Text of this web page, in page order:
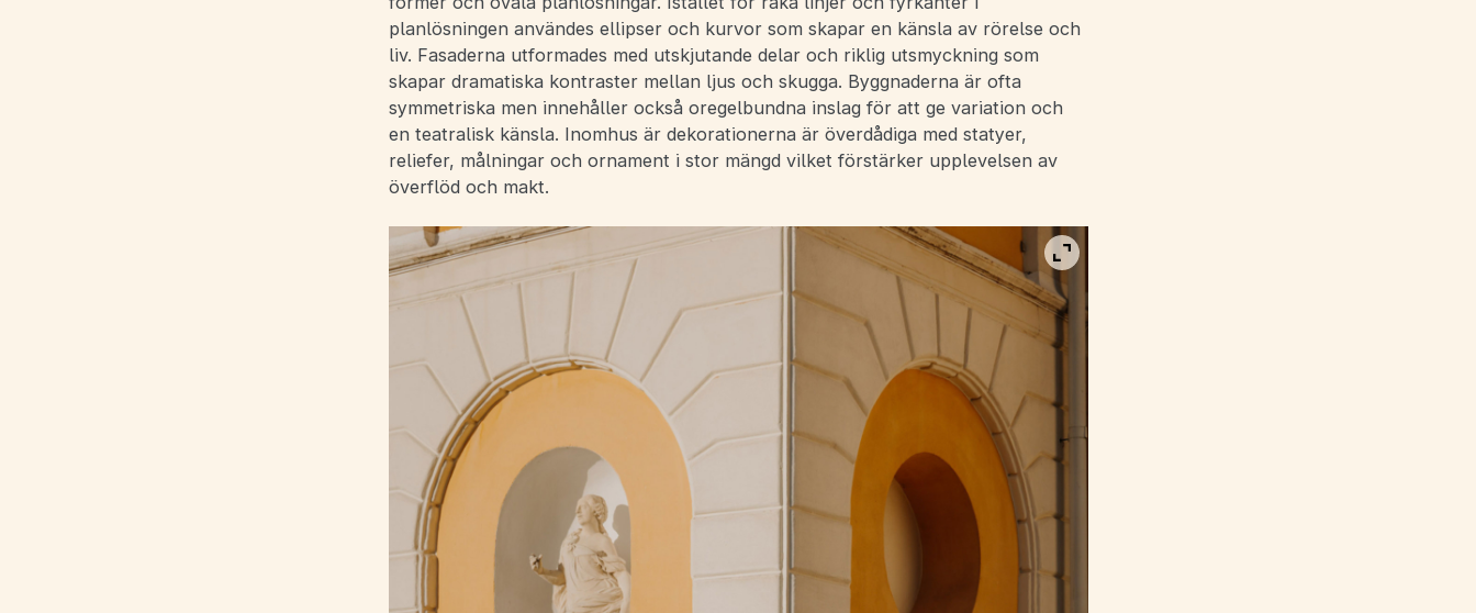
planlösningen användes ellipser och kurvor som skapar en känsla av rörelse och
liv. Fasaderna utformades med utskjutande delar och riklig utsmyckning som
skapar dramatiska kontraster mellan ljus och skugga. Byggnaderna är ofta
symmetriska men innehåller också oregelbundna inslag för att ge variation och
en teatralisk känsla. Inomhus är dekorationerna är överdådiga med statyer,
reliefer, målningar och ornament i stor mängd vilket förstärker upplevelsen av
överflöd och makt.
Visa bild i fullskärm